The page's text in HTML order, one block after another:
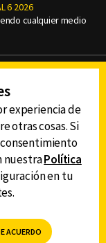
6 2026
cualquier medio
6
experiencia de
otras cosas. Si
nuestraPolítica
en tu
ACUERDO